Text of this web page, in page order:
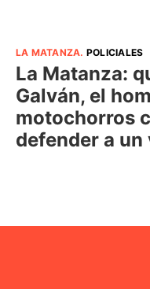
LA MATANZA. POLICIALES
La Matanza:
Galván, el
motochorros
defender a un